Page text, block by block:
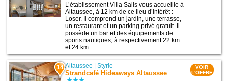
L’établissement Villa Salis vous accueille à
Altaussee, à 12 km de ce lieu d’intérêt :
Loser. Il comprend un jardin, une terrasse,
un restaurant et un parking privé gratuit. Il
possède un bar et des équipements de
sports nautiques, à respectivement 22 km
et 24 km ...
14 Altaussee |Styrie
Strandcafé Hideaways Altaussee
VOIR
L'OFFRE